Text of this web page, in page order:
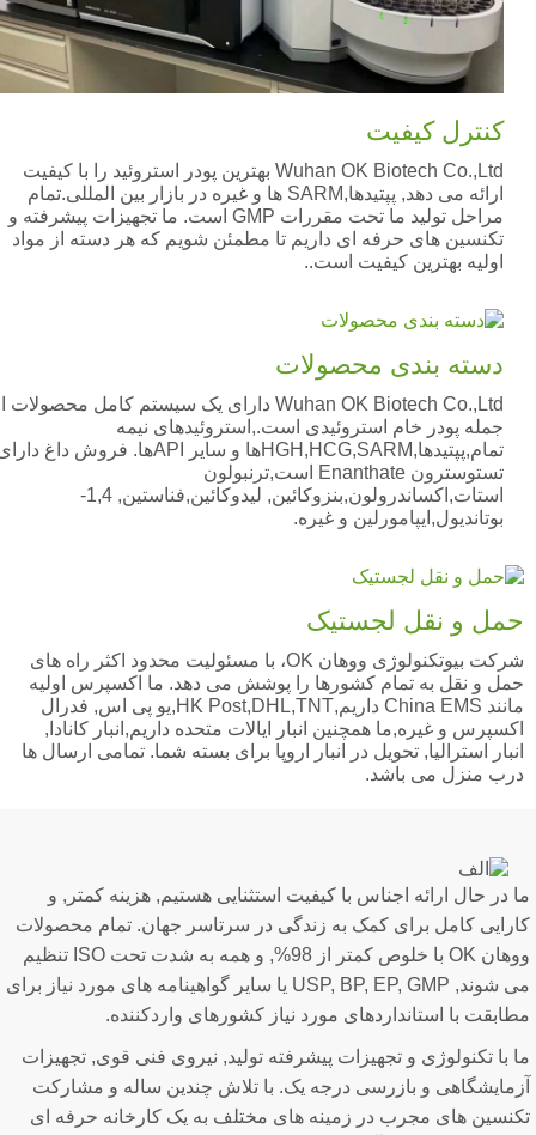
کنترل کیفیت
Wuhan OK Biotech Co.,Ltd بهترین پودر استروئید را با کیفیت
ارائه می دهد, پپتیدها,SARM ها و غیره در بازار بین المللی.تمام
مراحل تولید ما تحت مقررات GMP است. ما تجهیزات پیشرفته و
تکنسین های حرفه ای داریم تا مطمئن شویم که هر دسته از مواد
اولیه بهترین کیفیت است..
دسته بندی محصولات
Wuhan OK Biotech Co.,Ltd دارای یک سیستم کامل محصولات از
جمله پودر خام استروئیدی است.,استروئیدهای نیمه
تمام,پپتیدها,HGH,HCG,SARMها و سایر APIها. فروش داغ دارای
تستوسترون Enanthate است,ترنبولون
استات,اکساندرولون,بنزوکائین, لیدوکائین,فناستین, 1,4-
بوتاندیول,ایپامورلین و غیره.
و نقل لجستیک
شرکت بیوتکنولوژی ووهان OK، با مسئولیت محدود اکثر راه های
و نقل به تمام کشورها را پوشش می دهد. ما اکسپرس اولیه
مانند China EMS داریم,HK Post,DHL,TNT,یو پی اس, فدرال
و غیره,ما همچنین انبار ایالات متحده داریم,انبار کانادا,
استرالیا, تحویل در انبار اروپا برای بسته شما. تمامی ارسال ها
منزل می باشد.
در حال ارائه اجناس با کیفیت استثنایی هستیم, هزینه کمتر, و
کامل برای کمک به زندگی در سرتاسر جهان. تمام محصولات
ووهان OK با خلوص کمتر از 98%, و همه به شدت تحت ISO تنظیم
می شوند, USP, BP, EP, GMP یا سایر گواهینامه های مورد نیاز برای
با استانداردهای مورد نیاز کشورهای واردکننده.
با تکنولوژی و تجهیزات پیشرفته تولید, نیروی فنی قوی, تجهیزات
و بازرسی درجه یک. با تلاش چندین ساله و مشارکت
های مجرب در زمینه های مختلف به یک کارخانه حرفه ای